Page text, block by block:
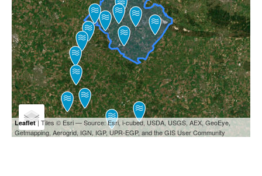
Leaflet| Tiles © Esri — Source: Esri, i-cubed, USDA, USGS, AEX, GeoEye,
Getmapping, Aerogrid, IGN, IGP, UPR-EGP, and the GIS User Community